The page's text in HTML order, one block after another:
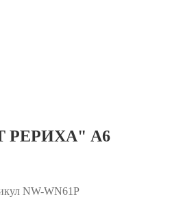
РЕРИХА" А6
NW-WN61P